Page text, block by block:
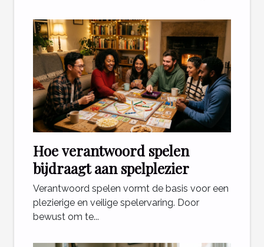
Hoe verantwoord spelen
bijdraagt aan spelplezier
Verantwoord spelen vormt de basis voor een
plezierige en veilige spelervaring. Door
bewust om te...